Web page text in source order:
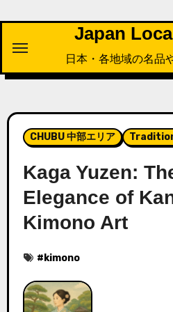
プ
Japan
日本・各地域の名品
CHUBU 中部エリア
Kaga Yuzen:
Elegance of
Kimono Art
# kimono